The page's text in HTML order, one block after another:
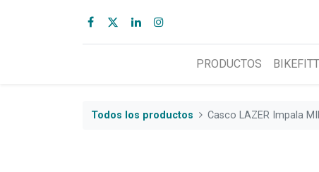
PRODUCTOS
Todos los productos Casco LAZER Impala